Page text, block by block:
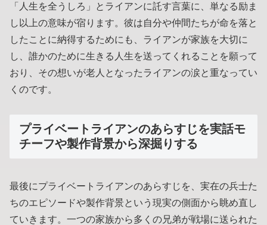
「人生を全うしろ」とライアンに託す言葉に、単なる励ま
し以上の意味が宿ります。彼は自分や仲間たちが命を落と
したことに納得するためにも、ライアンが家族を大切に
し、誰かのために生きる人生を送ってくれることを願って
おり、その想いが老人となったライアンの涙と重なってい
くのです。
プライベートライアンのあらすじを実話モ
チーフや製作背景から深掘りする
最後にプライベートライアンのあらすじを、実在の兵士た
ちのエピソードや製作背景という現実の側面から眺め直し
ていきます。一つの家族から多くの兄弟が戦場に送られた